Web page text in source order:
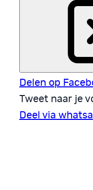
Delen op
Tweet naar je
Deel via